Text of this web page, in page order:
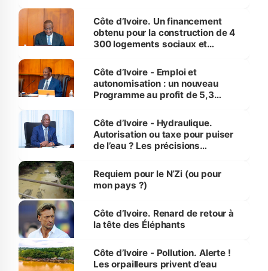
Côte d’Ivoire. Un financement
obtenu pour la construction de 4
300 logements sociaux et
et Yamoussoukro
Côte d’Ivoire - Emploi et
autonomisation : un nouveau
Programme au profit de 5,3
Côte d’Ivoire - Hydraulique.
Autorisation ou taxe pour puiser
de l’eau ? Les précisions
Requiem pour le N’Zi (ou pour
mon pays ?)
Côte d’Ivoire. Renard de retour à
la tête des Éléphants
Côte d’Ivoire - Pollution. Alerte !
Les orpailleurs privent d’eau